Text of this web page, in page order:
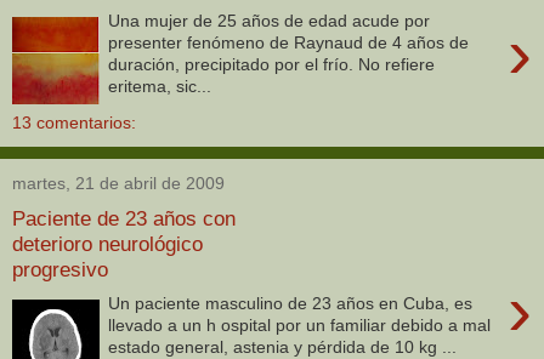
›
Una mujer de 25 años de edad acude por
presenter fenómeno de Raynaud de 4 años de
duración, precipitado por el frío. No refiere
eritema, sic...
13 comentarios:
martes, 21 de abril de 2009
Paciente de 23 años con
deterioro neurológico
progresivo
›
Un paciente masculino de 23 años en Cuba, es
llevado a un h ospital por un familiar debido a mal
estado general, astenia y pérdida de 10 kg ...